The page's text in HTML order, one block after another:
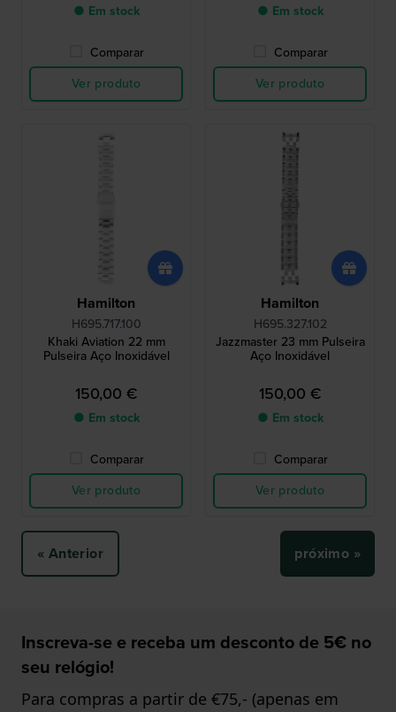
● Em stock
Comparar
Ver produto
● Em stock
Comparar
Ver produto
Hamilton
H695.717.100
Khaki Aviation 22 mm
Pulseira Aço Inoxidável
150,00 €
● Em stock
Comparar
Ver produto
Hamilton
H695.327.102
Jazzmaster 23 mm Pulseira
Aço Inoxidável
150,00 €
● Em stock
Comparar
Ver produto
« Anterior próximo »
Inscreva-se e receba um desconto de 5€ no
seu relógio!
Para compras a partir de €75,- (apenas em